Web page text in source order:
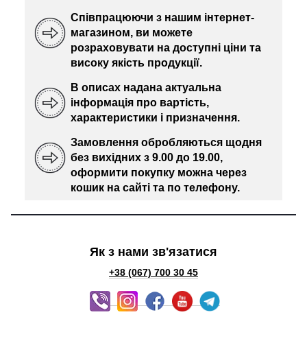
Співпрацюючи з нашим інтернет-
магазином, ви можете
розраховувати на доступні ціни та
високу якість продукції.
В описах надана актуальна
інформація про вартість,
характеристики і призначення.
Замовлення обробляються щодня
без вихідних з 9.00 до 19.00,
оформити покупку можна через
кошик на сайті та по телефону.
Як з нами зв'язатися
+38 (067) 700 30 45